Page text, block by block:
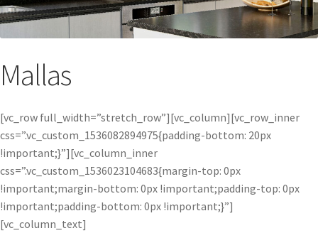
Mallas
[vc_row full_width=”stretch_row”][vc_column][vc_row_inner
css=”.vc_custom_1536082894975{padding-bottom: 20px
!important;}”][vc_column_inner
css=”.vc_custom_1536023104683{margin-top: 0px
!important;margin-bottom: 0px !important;padding-top: 0px
!important;padding-bottom: 0px !important;}”]
[vc_column_text]